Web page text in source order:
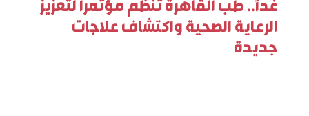
غدًا.. طب القاهرة تنظم مؤتمرا لتعزيز
الرعاية الصحية واكتشاف علاجات
جديدة